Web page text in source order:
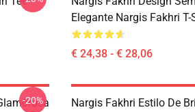
Elegante Nargis Fakhri T-
€ 24,38 - € 28,06
-20%
Nargis Fakhri Estilo De